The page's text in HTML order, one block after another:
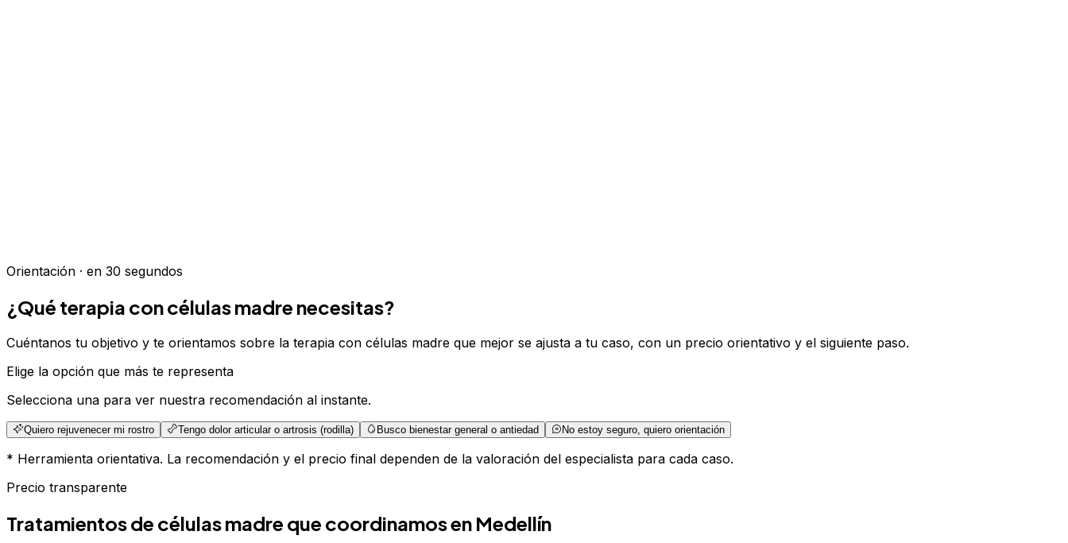
Orientación · en 30 segundos
¿Qué terapia con células madre necesitas?
Cuéntanos tu objetivo y te orientamos sobre la terapia con células madre que mejor se ajusta a tu caso, con un precio orientativo y el siguiente paso.
Elige la opción que más te representa
Selecciona una para ver nuestra recomendación al instante.
Quiero rejuvenecer mi rostro Tengo dolor articular o artrosis (rodilla) Busco bienestar general o antiedad No estoy seguro, quiero orientación
* Herramienta orientativa. La recomendación y el precio final dependen de la valoración del especialista para cada caso.
Precio transparente
Tratamientos de células madre que coordinamos en Medellín